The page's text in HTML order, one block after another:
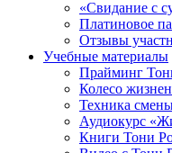
«Свидание с
Платиновое
Отзывы
Учебные материалы
Прайминг
Колесо
Техника
Аудиокурс
Книги Тони